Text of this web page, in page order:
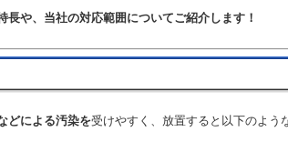
や、当社の対応範囲についてご紹介します！
どによる汚染を受けやすく、放置すると以下のよう